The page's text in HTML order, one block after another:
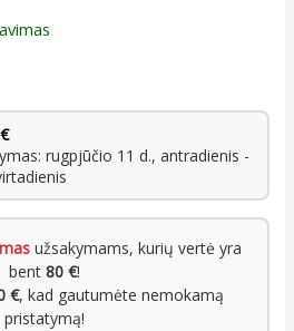
rugpjūčio 11 d., antradienis -
užsakymams, kurių vertė yra
bent 80 €!
€, kad gautumėte nemokamą
pristatymą!